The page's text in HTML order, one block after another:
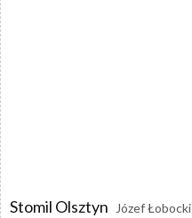
Stomil Olsztyn Józef Łobocki